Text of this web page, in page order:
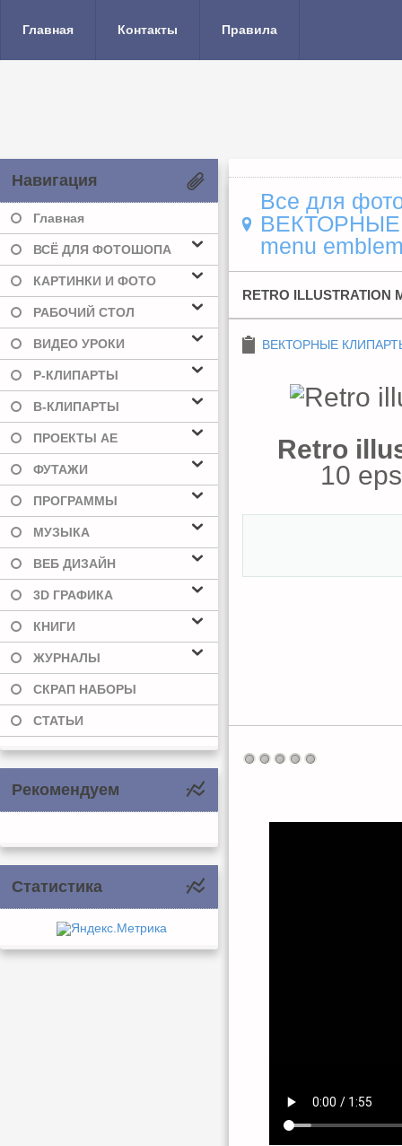
Главная Контакты Правила
Навигация
Главная
ВСЁ ДЛЯ ФОТОШОПА
КАРТИНКИ И ФОТО
РАБОЧИЙ СТОЛ
ВИДЕО УРОКИ
Р-КЛИПАРТЫ
В-КЛИПАРТЫ
ПРОЕКТЫ AE
ФУТАЖИ
ПРОГРАММЫ
МУЗЫКА
ВЕБ ДИЗАЙН
3D ГРАФИКА
КНИГИ
ЖУРНАЛЫ
СКРАП НАБОРЫ
СТАТЬИ
Рекомендуем
Статистика
Все для
menu
RETRO ILLUSTRATION
ВЕКТОРНЫЕ
Retro
10